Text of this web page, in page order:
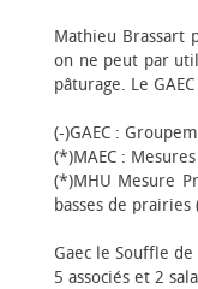
Mathieu Brassart
on ne peut par
pâturage. Le
(-)GAEC :
(*)MAEC :
(*)MHU Mesure
basses de prairies
Gaec le Souffle
5 associés et 2